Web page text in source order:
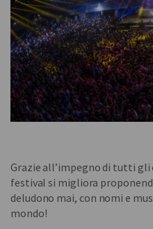
Grazie all’impegno di tutti
festival si migliora
deludono mai, con nomi e
mondo!